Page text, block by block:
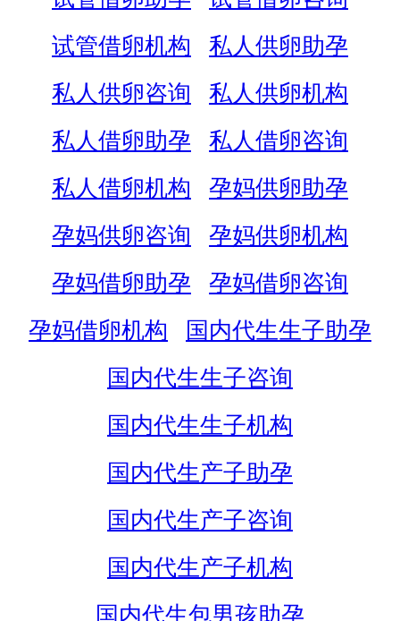
试管借卵机构
私人供卵助孕
私人供卵咨询
私人供卵机构
私人借卵助孕
私人借卵咨询
私人借卵机构
孕妈供卵助孕
孕妈供卵咨询
孕妈供卵机构
孕妈借卵助孕
孕妈借卵咨询
孕妈借卵机构
国内代生生子助孕
国内代生生子咨询
国内代生生子机构
国内代生产子助孕
国内代生产子咨询
国内代生产子机构
国内代生包男孩助孕